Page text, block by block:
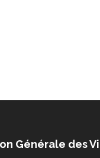
Générale des